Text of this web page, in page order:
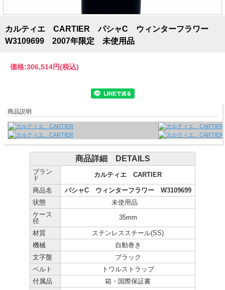
カルティエ CARTIER パシャC ウィンターフラワー
W3109699 2007年限定 未使用品
価格:306,514円(税込)
商品説明
商品詳細 DETAILS
ブラン
ド
カルティエ CARTIER
商品名
パシャC ウィンターフラワー W3109699
状態
未使用品
ケース
径
35mm
材質
ステンレススチール(SS)
機械
自動巻き
文字盤
ブラック
ベルト
トワルストラップ
付属品
箱・国際保証書